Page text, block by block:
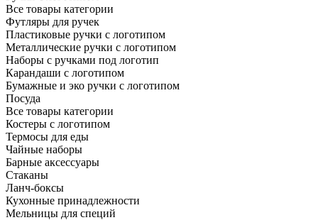
Все товары категории
Футляры для ручек
Пластиковые ручки с логотипом
Металлические ручки с логотипом
Наборы с ручками под логотип
Карандаши с логотипом
Бумажные и эко ручки с логотипом
Посуда
Все товары категории
Костеры с логотипом
Термосы для еды
Чайные наборы
Барные аксессуары
Стаканы
Ланч-боксы
Кухонные принадлежности
Мельницы для специй